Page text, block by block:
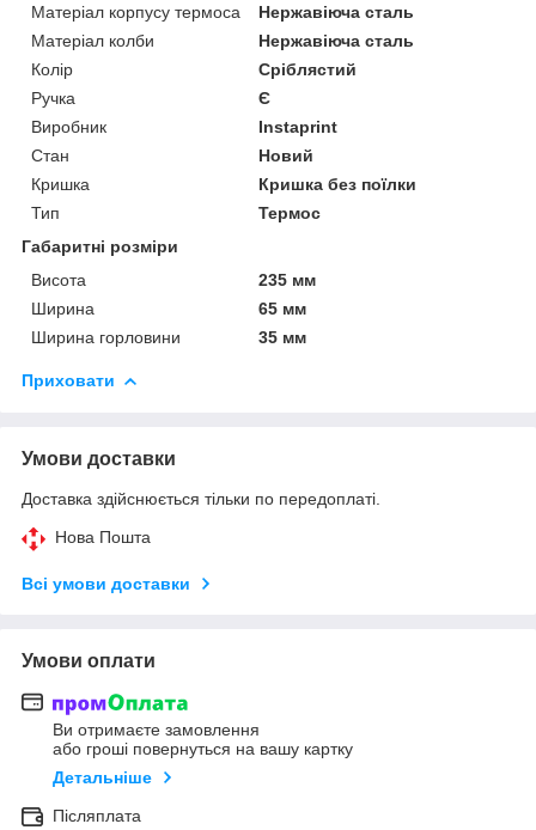
Матеріал корпусу термоса
Нержавіюча сталь
Матеріал колби
Нержавіюча сталь
Колір
Сріблястий
Ручка
Є
Виробник
Instaprint
Стан
Новий
Кришка
Кришка без поїлки
Тип
Термос
Габаритні розміри
Висота
235 мм
Ширина
65 мм
Ширина горловини
35 мм
Приховати
Умови доставки
Доставка здійснюється тільки по передоплаті.
Нова Пошта
Всі умови доставки
Умови оплати
Ви отримаєте замовлення
або гроші повернуться на вашу картку
Детальніше
Післяплата